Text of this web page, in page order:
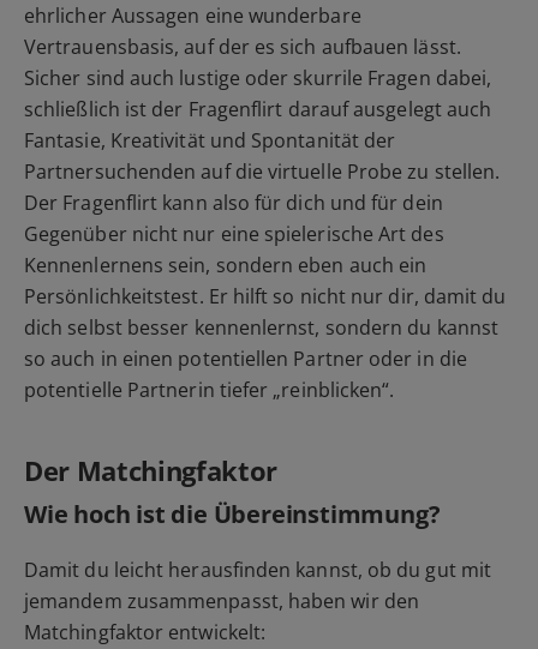
ehrlicher Aussagen eine wunderbare
Vertrauensbasis, auf der es sich aufbauen lässt.
Sicher sind auch lustige oder skurrile Fragen dabei,
schließlich ist der Fragenflirt darauf ausgelegt auch
Fantasie, Kreativität und Spontanität der
Partnersuchenden auf die virtuelle Probe zu stellen.
Der Fragenflirt kann also für dich und für dein
Gegenüber nicht nur eine spielerische Art des
Kennenlernens sein, sondern eben auch ein
Persönlichkeitstest. Er hilft so nicht nur dir, damit du
dich selbst besser kennenlernst, sondern du kannst
so auch in einen potentiellen Partner oder in die
potentielle Partnerin tiefer „reinblicken“.
Der Matchingfaktor
Wie hoch ist die Übereinstimmung?
Damit du leicht herausfinden kannst, ob du gut mit
jemandem zusammenpasst, haben wir den
Matchingfaktor entwickelt: